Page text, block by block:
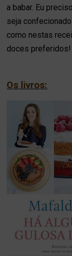
a babar. Eu
seja
como nestas
doces preferidos!
Os livros: